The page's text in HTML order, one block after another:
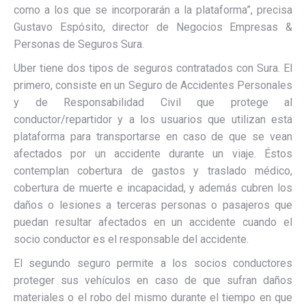
como a los que se incorporarán a la plataforma”, precisa
Gustavo Espósito, director de Negocios Empresas &
Personas de Seguros Sura.
Uber tiene dos tipos de seguros contratados con Sura. El
primero, consiste en un Seguro de Accidentes Personales
y de Responsabilidad Civil que protege al
conductor/repartidor y a los usuarios que utilizan esta
plataforma para transportarse en caso de que se vean
afectados por un accidente durante un viaje. Éstos
contemplan cobertura de gastos y traslado médico,
cobertura de muerte e incapacidad, y además cubren los
daños o lesiones a terceras personas o pasajeros que
puedan resultar afectados en un accidente cuando el
socio conductor es el responsable del accidente.
El segundo seguro permite a los socios conductores
proteger sus vehículos en caso de que sufran daños
materiales o el robo del mismo durante el tiempo en que